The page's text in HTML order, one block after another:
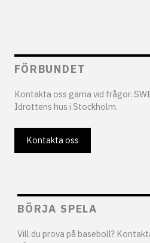
FÖRBUNDET
Kontakta oss gärna vid frågor.
Idrottens hus i Stockholm.
Kontakta oss
BÖRJA SPELA
Vill du prova på baseboll?